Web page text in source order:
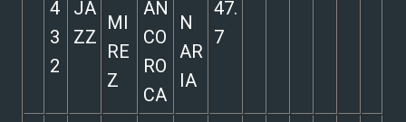
4
3
2
JA
ZZ
MI
RE
Z
AN
CO
RO
CA
N
AR
IA
47.
7